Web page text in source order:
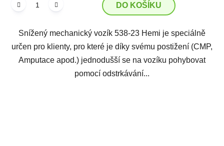
DO KOŠÍKU
Snížený mechanický vozík 538-23 Hemi je speciálně
určen pro klienty, pro které je díky svému postižení (CMP,
Amputace apod.) jednodušší se na vozíku pohybovat
pomocí odstrkávání...